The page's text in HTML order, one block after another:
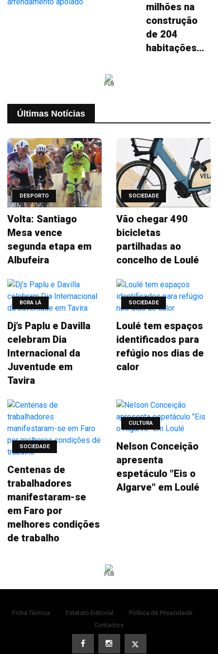
milhões na
construção
de 204
habitações
PUB
Últimas Notícias
DESPORTO
Volta: Santiago
Mesa vence
segunda etapa em
Albufeira
SOCIEDADE
Vão chegar 490
bicicletas
partilhadas ao
concelho de Loulé
BORA LÁ
Dj’s Paplu e Davilla
celebram Dia
Internacional da
Juventude em
Tavira
SOCIEDADE
Loulé tem espaços
identificados para
refúgio nos dias de
calor
SOCIEDADE
Centenas de
trabalhadores
manifestaram-se
em Faro por
melhores condições
de trabalho
CULTURA
Nelson Conceição
apresenta
espetáculo "Eis o
Algarve" em Loulé
PUB
Ficha Técnica Estatuto Editorial
Política de Privacidade
Contactos